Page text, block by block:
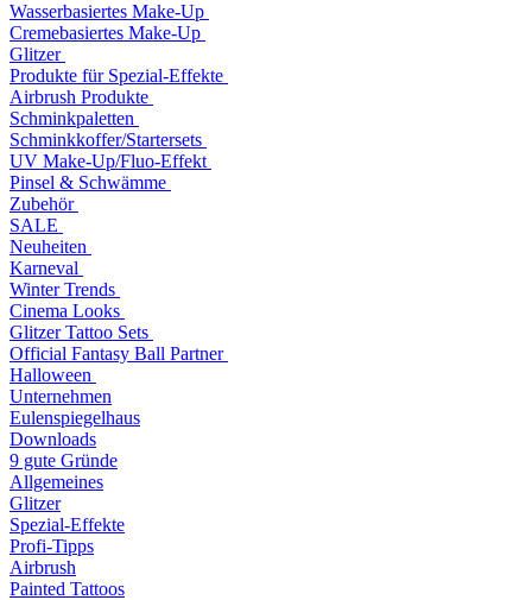
Wasserbasiertes Make-Up
Cremebasiertes Make-Up
Glitzer
Produkte für Spezial-Effekte
Airbrush Produkte
Schminkpaletten
Schminkkoffer/Startersets
UV Make-Up/Fluo-Effekt
Pinsel & Schwämme
Zubehör
SALE
Neuheiten
Karneval
Winter Trends
Cinema Looks
Glitzer Tattoo Sets
Official Fantasy Ball Partner
Halloween
Unternehmen
Eulenspiegelhaus
Downloads
9 gute Gründe
Allgemeines
Glitzer
Spezial-Effekte
Profi-Tipps
Airbrush
Painted Tattoos